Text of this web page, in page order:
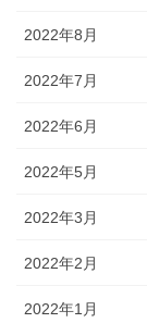
2022年8月
2022年7月
2022年6月
2022年5月
2022年3月
2022年2月
2022年1月